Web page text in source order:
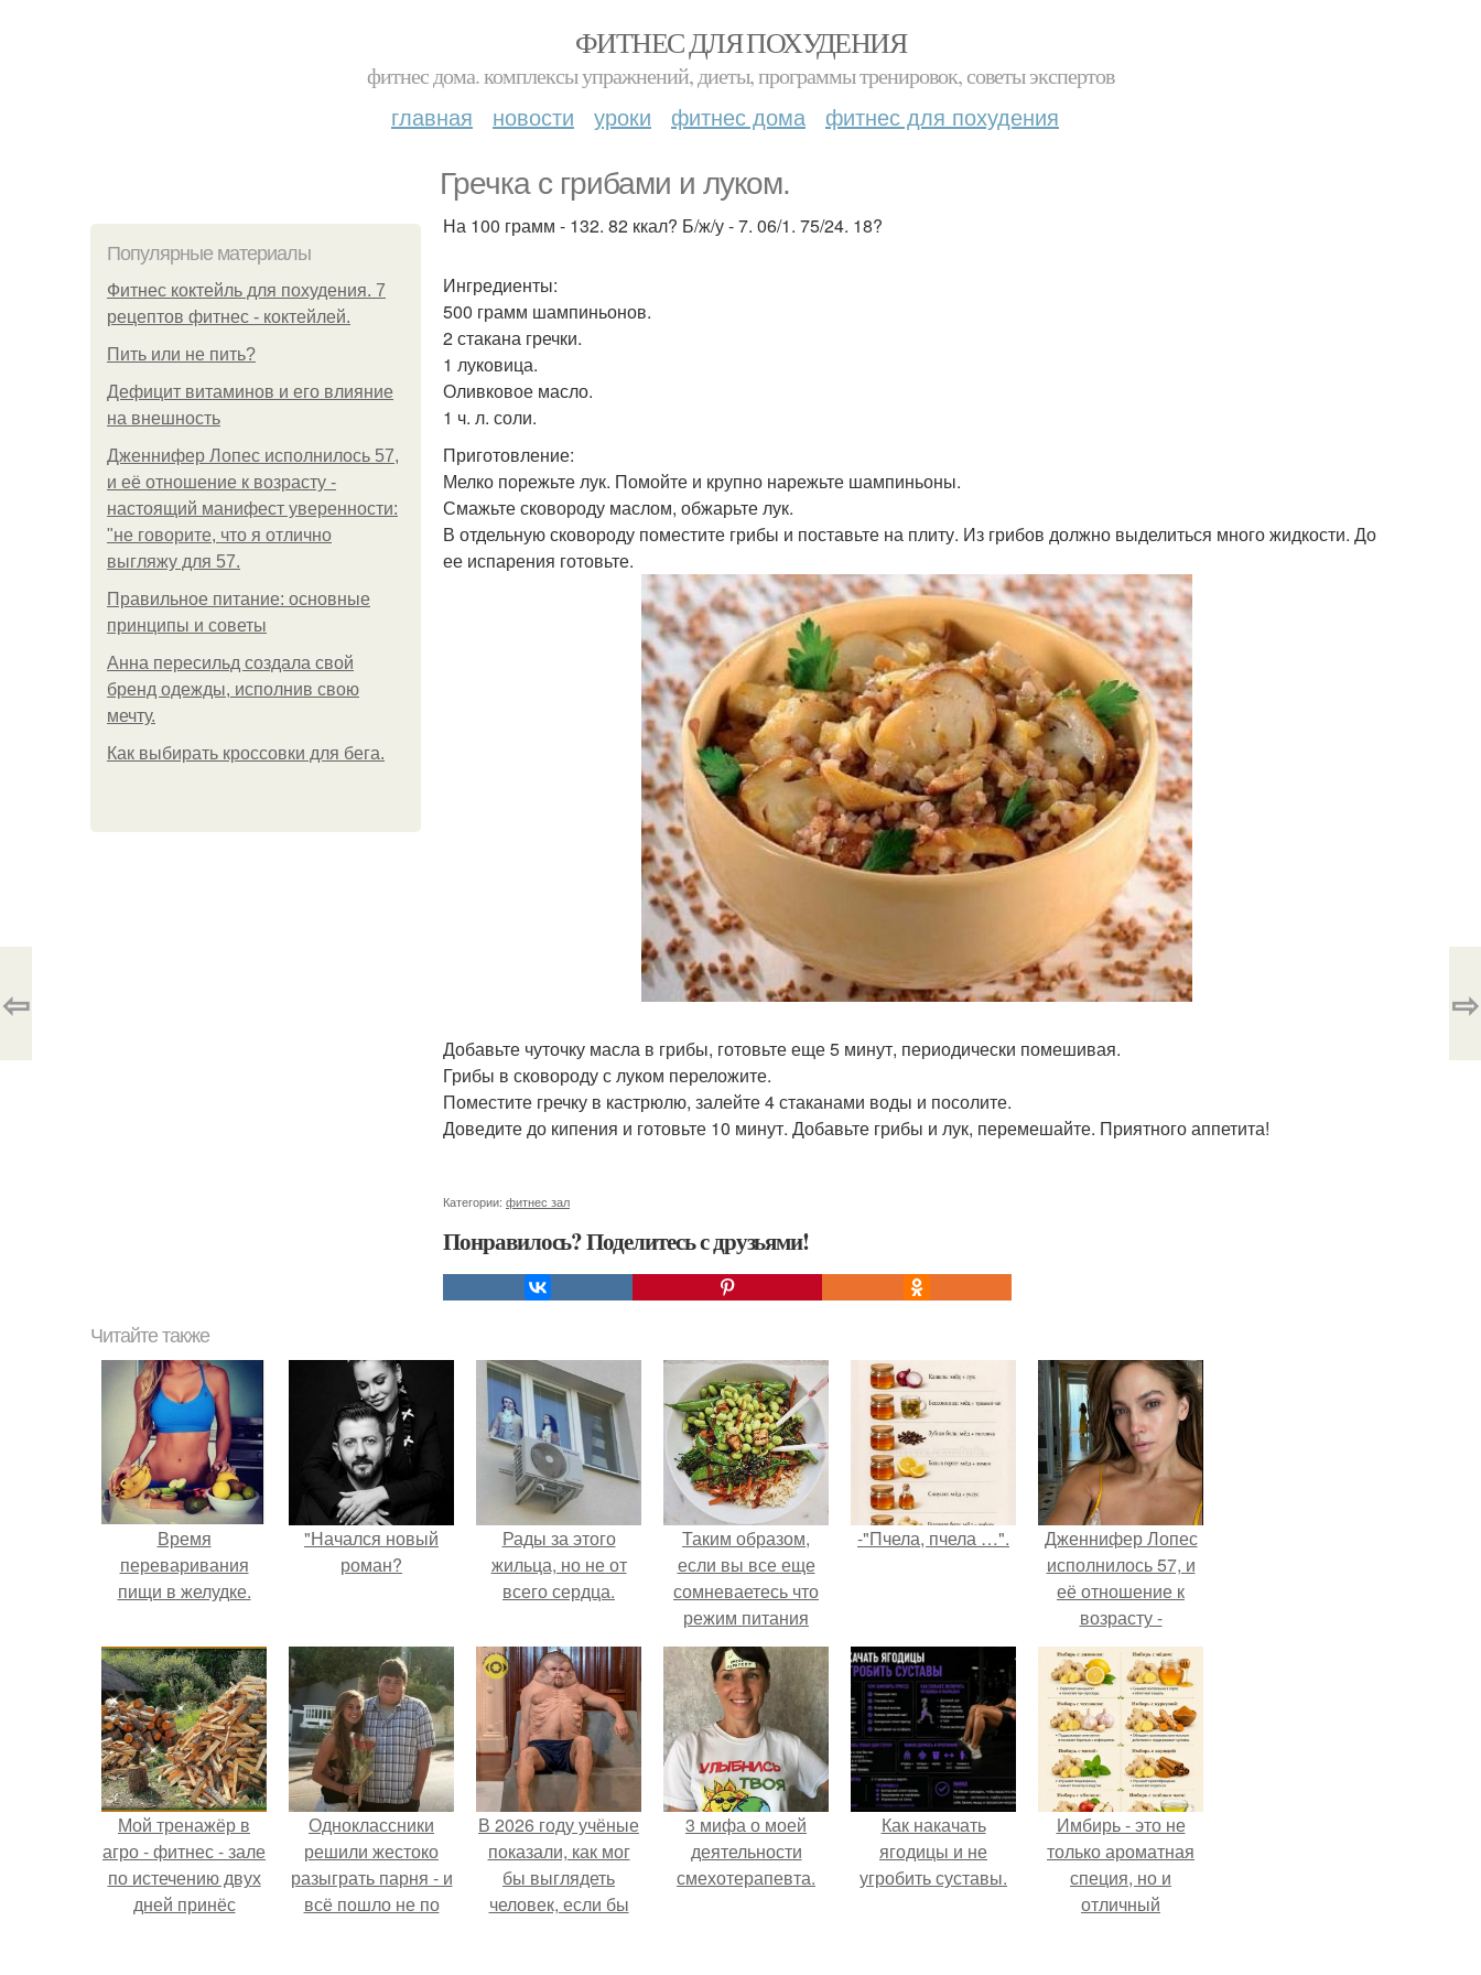
ФИТНЕС ДЛЯ ПОХУДЕНИЯ
фитнес дома. комплексы упражнений, диеты, программы тренировок, советы экспертов
главная новости уроки фитнес дома фитнес для похудения
Гречка с грибами и луком.
Популярные материалы
Фитнес коктейль для похудения. 7
рецептов фитнес - коктейлей.
Пить или не пить?
Дефицит витаминов и его влияние
на внешность
Дженнифер Лопес исполнилось 57,
и её отношение к возрасту -
настоящий манифест уверенности:
"не говорите, что я отлично
выгляжу для 57.
Правильное питание: основные
принципы и советы
Анна пересильд создала свой
бренд одежды, исполнив свою
мечту.
Как выбирать кроссовки для бега.
На 100 грамм - 132. 82 ккал? Б/ж/у - 7. 06/1. 75/24. 18?
Ингредиенты:
500 грамм шампиньонов.
2 стакана гречки.
1 луковица.
Оливковое масло.
1 ч. л. соли.
Приготовление:
Мелко порежьте лук. Помойте и крупно нарежьте шампиньоны.
Смажьте сковороду маслом, обжарьте лук.
В отдельную сковороду поместите грибы и поставьте на плиту. Из грибов должно выделиться много жидкости. До
ее испарения готовьте.
Добавьте чуточку масла в грибы, готовьте еще 5 минут, периодически помешивая.
Грибы в сковороду с луком переложите.
Поместите гречку в кастрюлю, залейте 4 стаканами воды и посолите.
Доведите до кипения и готовьте 10 минут. Добавьте грибы и лук, перемешайте. Приятного аппетита!
Категории: фитнес зал
Понравилось? Поделитесь с друзьями!
⇦ ⇨
Читайте также
Время
переваривания
пищи в желудке.
"Начался новый
роман?
Рады за этого
жильца, но не от
всего сердца.
Таким образом,
если вы все еще
сомневаетесь что
режим питания
важен, давайте мы
вспомним о
биоритмах?
-"Пчела, пчела …".
Дженнифер Лопес
исполнилось 57, и
её отношение к
возрасту -
настоящий
манифест
уверенности: "не
говорите, что я
отлично выгляжу
для 57.
Мой тренажёр в
агро - фитнес - зале
по истечению двух
дней принёс
Одноклассники
решили жестоко
разыграть парня - и
всё пошло не по
В 2026 году учёные
показали, как мог
бы выглядеть
человек, если бы
3 мифа о моей
деятельности
смехотерапевта.
Как накачать
ягодицы и не
угробить суставы.
Имбирь - это не
только ароматная
специя, но и
отличный